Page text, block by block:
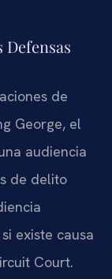
Defensas
de
George, el
audiencia
de delito
existe causa
Court.